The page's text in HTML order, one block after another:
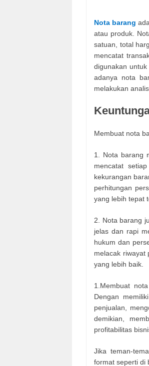
Nota barang
atau produk.
satuan, total
mencatat
digunakan
adanya nota
melakukan
Membuat nota
1. Nota barang
mencatat
kekurangan
perhitungan
yang lebih tepat
2. Nota barang
jelas dan rapi
hukum dan
melacak riwayat
yang lebih baik.
1.Membuat
Dengan
penjualan,
demikian,
profitabilitas
Jika teman-
format seperti di